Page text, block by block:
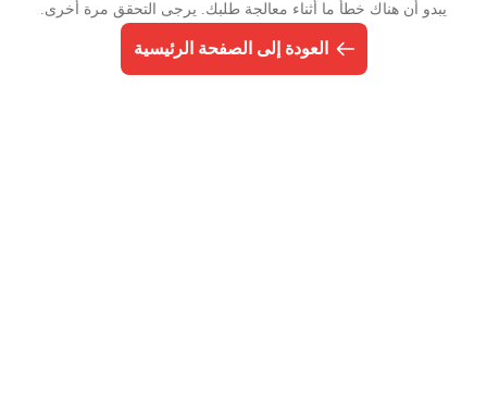
يبدو أن هناك خطأ ما أثناء معالجة طلبك. يرجى التحقق مرة أخرى.
العودة إلى الصفحة الرئيسية